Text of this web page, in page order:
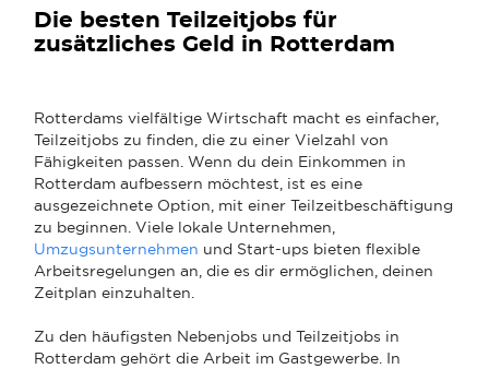
Die besten Teilzeitjobs für
zusätzliches Geld in Rotterdam
Rotterdams vielfältige Wirtschaft macht es einfacher,
Teilzeitjobs zu finden, die zu einer Vielzahl von
Fähigkeiten passen. Wenn du dein Einkommen in
Rotterdam aufbessern möchtest, ist es eine
ausgezeichnete Option, mit einer Teilzeitbeschäftigung
zu beginnen. Viele lokale Unternehmen,
Umzugsunternehmen und Start-ups bieten flexible
Arbeitsregelungen an, die es dir ermöglichen, deinen
Zeitplan einzuhalten.
Zu den häufigsten Nebenjobs und Teilzeitjobs in
Rotterdam gehört die Arbeit im Gastgewerbe. In